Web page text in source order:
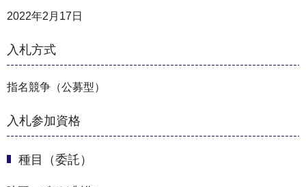
2022年2月17日
入札方式
指名競争（公募型）
入札参加資格
種目（委託）